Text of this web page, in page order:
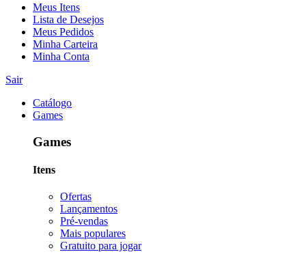
Meus Itens
Lista de Desejos
Meus Pedidos
Minha Carteira
Minha Conta
Sair
Catálogo
Games
Games
Itens
Ofertas
Lançamentos
Pré-vendas
Mais populares
Gratuito para jogar